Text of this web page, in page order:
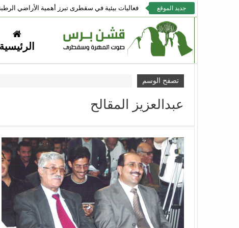
جديد الموقع فعاليات بيئية في سقطرى تبرز أهمية الأراضي
الرئيسية
تصفح الوسم
عبدالعزيز المقالح